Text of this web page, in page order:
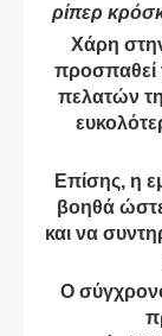
ρίπερ
Χάρη
προσπαθεί
πελατών
Επίσης, η
βοηθά
και να
Ο